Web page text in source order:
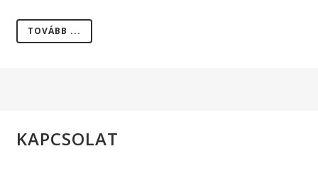
TOVÁBB ...
KAPCSOLAT